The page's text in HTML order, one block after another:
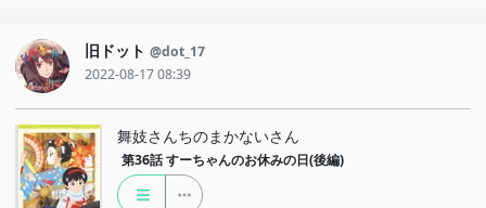
旧ドット @dot_17
2022-08-17 08:39
舞妓さんちのまかないさん
第36話 すーちゃんのお休みの日(後編)